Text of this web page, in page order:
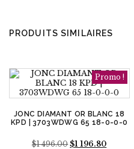
PRODUITS SIMILAIRES
Promo !
JONC DIAMANT OR BLANC 18
KPD | 3703WDWG 65 18-0-0-0
$1 496.00Le
$1 196.80Le